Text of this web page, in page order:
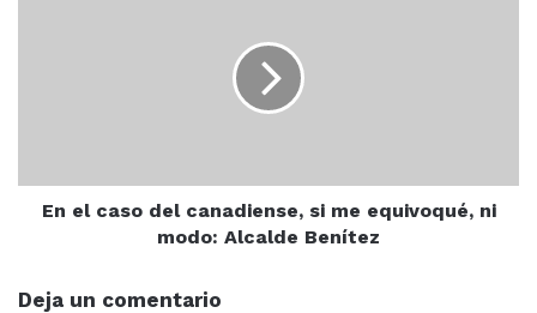
ni
modo:En el caso del canadiense, si me equivoqué, ni
modo: Alcalde Benítez
Deja un comentario